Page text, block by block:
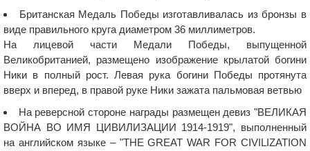
Британская Медаль Победы изготавливалась из бронзы в
виде правильного круга диаметром 36 миллиметров.
На лицевой части Медали Победы, выпущенной
Великобританией, размещено изображение крылатой богини
Ники в полный рост. Левая рука богини Победы протянута
вверх и вперед, в правой руке Ники зажата пальмовая ветвью
На реверсной стороне награды размещен девиз "ВЕЛИКАЯ
ВОЙНА ВО ИМЯ ЦИВИЛИЗАЦИИ 1914-1919", выполненный
на английском языке – "THE GREAT WAR FOR CIVILIZATION